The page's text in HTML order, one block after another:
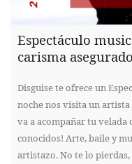
Espectáculo
carisma
Disguise te ofrece un
noche nos visita un artista
va a acompañar tu
conocidos! Arte, baile y
artistazo. No te lo